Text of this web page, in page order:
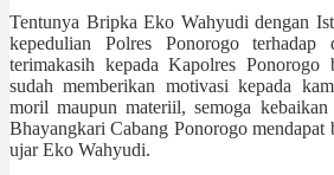
Tentunya Bripka Eko Wahyudi dengan
kepedulian Polres Ponorogo terhadap
terimakasih kepada Kapolres Ponorogo
sudah memberikan motivasi kepada
moril maupun materiil, semoga
Bhayangkari Cabang Ponorogo
ujar Eko Wahyudi.